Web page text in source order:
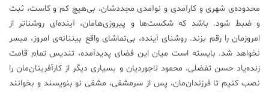
محدوده‌ی شهری و کارآمدی و نوآمدی مجددشان، بی‌هیچ کم و کاست، ثبت
و ضبط شود. باشد که شکست‌ها و پیروزی‌هامان، آینده‌ای روشناتر از
امروزمان را رقم بزند. روشنای آینده، بی‌تماشای واقع بیننانه‌ی امروز، میسر
نخواهد شد. بایسته است میان این فضای پدیدآمده، تندیس تمام قامت
زنده‌یاد حسن تفضلی، محمود لاجوردیان و بسیاری دیگر از کارآفرینان‌مان را
نصب کنیم تا فرزندان‌مان، پس از سرمشقی، مشقی نو بنویسند و بخوانند